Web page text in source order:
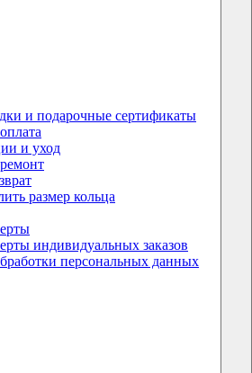
и подарочные сертификаты
и уход
размер кольца
индивидуальных заказов
персональных данных